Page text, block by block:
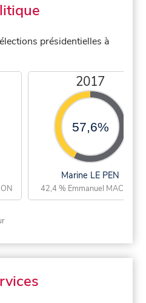
présidentielles à
2017
57,6%
Marine LE PEN
42,4 % Emmanuel MACRON